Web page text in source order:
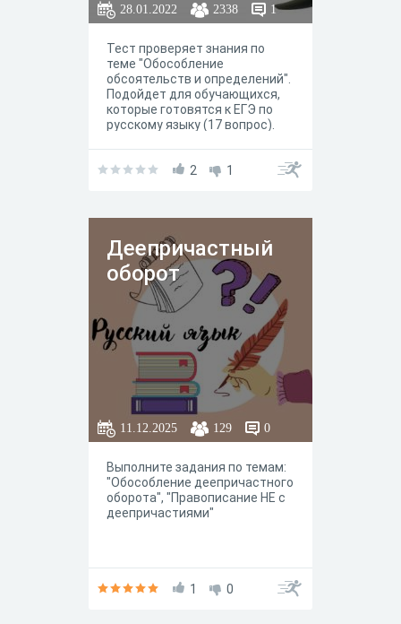
28.01.2022 2338 1
Тест проверяет знания по
теме "Обособление
обсоятельств и определений".
Подойдет для обучающихся,
которые готовятся к ЕГЭ по
русскому языку (17 вопрос).
2 1
Деепричастный
оборот
11.12.2025 129 0
Выполните задания по темам:
"Обособление деепричастного
оборота", "Правописание НЕ с
деепричастиями"
1 0